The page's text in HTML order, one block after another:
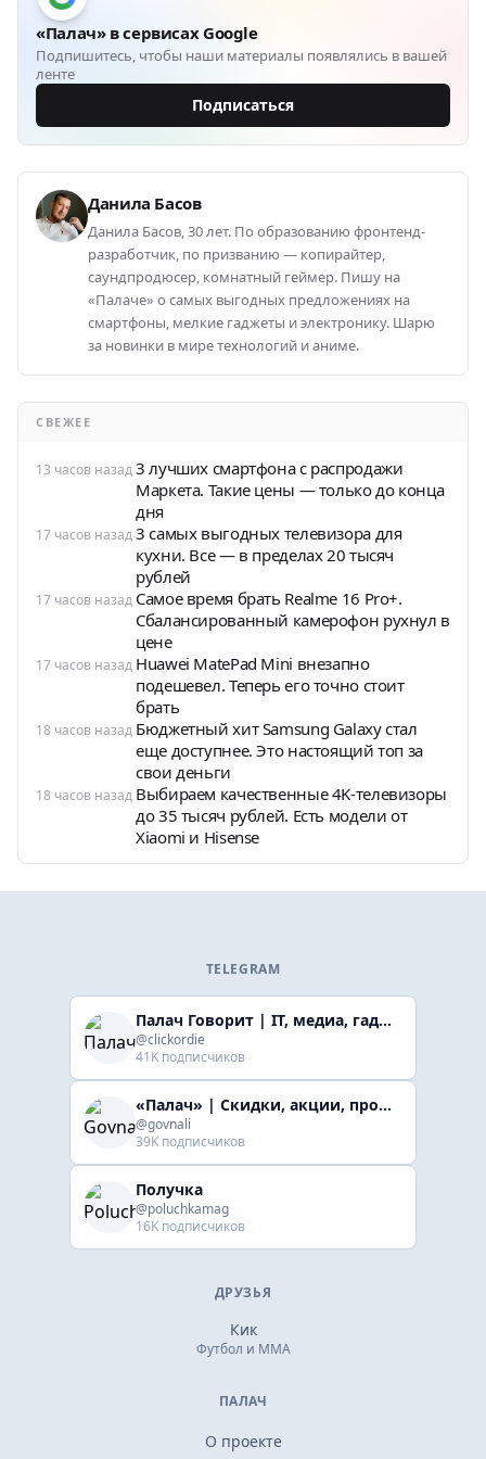
«Палач» в сервисах Google
Подпишитесь, чтобы наши материалы появлялись в вашей
ленте
Подписаться
Данила Басов
Данила Басов, 30 лет. По образованию фронтенд-
разработчик, по призванию — копирайтер,
саундпродюсер, комнатный геймер. Пишу на
«Палаче» о самых выгодных предложениях на
смартфоны, мелкие гаджеты и электронику. Шарю
за новинки в мире технологий и аниме.
СВЕЖЕЕ
13 часов назад3 лучших смартфона с распродажи
Маркета. Такие цены — только до конца
дня
17 часов назад3 самых выгодных телевизора для
кухни. Все — в пределах 20 тысяч
рублей
17 часов назад Самое время брать Realme 16 Pro+.
Сбалансированный камерофон рухнул в
цене
17 часов назад Huawei MatePad Mini внезапно
подешевел. Теперь его точно стоит
брать
18 часов назад Бюджетный хит Samsung Galaxy стал
еще доступнее. Это настоящий топ за
свои деньги
18 часов назад Выбираем качественные 4K-телевизоры
до 35 тысяч рублей. Есть модели от
Xiaomi и Hisense
TELEGRAM
Палач Говорит | IT, медиа, гaджеты, скидки
@clickordie
41K подписчиков
«Палач» | Скидки, акции, промокоды
@govnali
39K подписчиков
Получка
@poluchkamag
16K подписчиков
ДРУЗЬЯ
Кик
Футбол и ММА
ПАЛАЧ
О проекте